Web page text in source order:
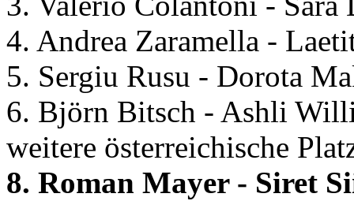
4. Andrea Zaramella -
5. Sergiu Rusu - Dorota
6. Björn Bitsch - Ashli
weitere österreichische
8. Roman Mayer - Siret